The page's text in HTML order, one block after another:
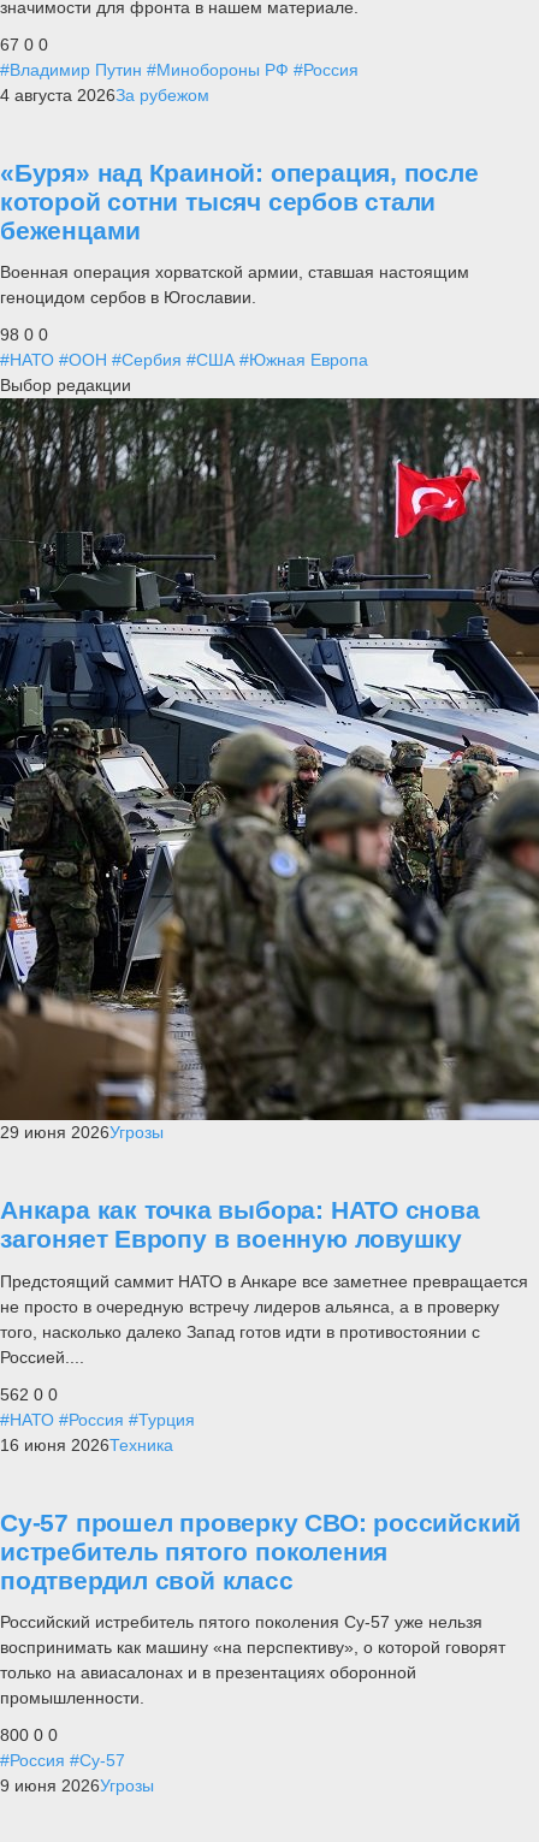
значимости для фронта в нашем материале.
67 0 0
#Владимир Путин #Минобороны РФ #Россия
4 августа 2026За рубежом
«Буря» над Краиной: операция, после
которой сотни тысяч сербов стали
беженцами
Военная операция хорватской армии, ставшая настоящим
геноцидом сербов в Югославии.
98 0 0
#НАТО #ООН #Сербия #США #Южная Европа
Выбор редакции
29 июня 2026Угрозы
Анкара как точка выбора: НАТО снова
загоняет Европу в военную ловушку
Предстоящий саммит НАТО в Анкаре все заметнее превращается
не просто в очередную встречу лидеров альянса, а в проверку
того, насколько далеко Запад готов идти в противостоянии с
Россией....
562 0 0
#НАТО #Россия #Турция
16 июня 2026Техника
Су-57 прошел проверку СВО: российский
истребитель пятого поколения
подтвердил свой класс
Российский истребитель пятого поколения Су-57 уже нельзя
воспринимать как машину «на перспективу», о которой говорят
только на авиасалонах и в презентациях оборонной
промышленности.
800 0 0
#Россия #Су-57
9 июня 2026Угрозы